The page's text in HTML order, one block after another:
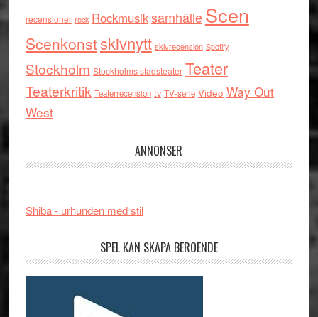
recensioner rock RockmusiksamhälleScen
Scenkonstskivnytt skivrecension Spotify
Stockholm Stockholms stadsteater Teater
Teaterkritik Teaterrecension tv TV-serie Video Way Out
West
ANNONSER
Shiba - urhunden med stil
SPEL KAN SKAPA BEROENDE